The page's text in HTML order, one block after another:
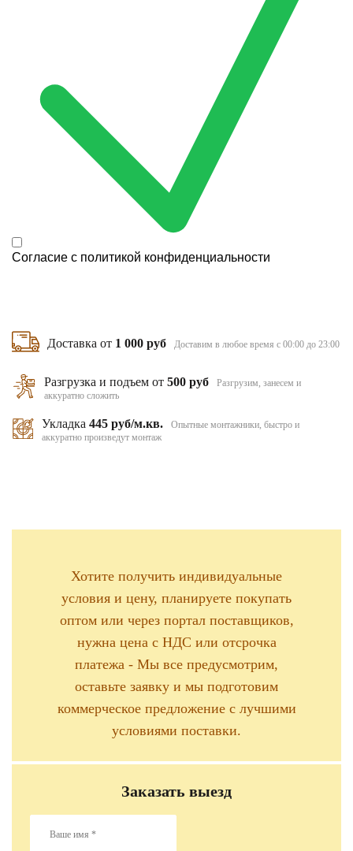
Согласие с политикой конфиденциальности
Доставка от 1 000 руб Доставим в любое время с 00:00 до 23:00
Разгрузка и подъем от500 руб
Разгрузим, занесем и
аккуратно сложить
Укладка 445 руб/м.кв.
Опытные монтажники, быстро и
аккуратно произведут монтаж
Хотите получить индивидуальные
условия и цену, планируете покупать
оптом или через портал поставщиков,
нужна цена с НДС или отсрочка
платежа - Мы все предусмотрим,
оставьте заявку и мы подготовим
коммерческое предложение с лучшими
условиями поставки.
Заказать выезд